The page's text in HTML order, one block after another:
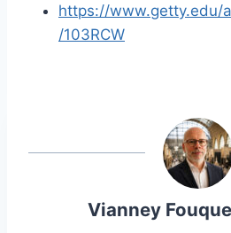
https://www.getty.edu/
/103RCW
Vianney